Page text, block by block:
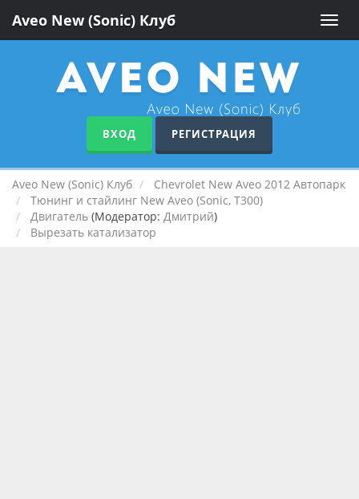
Toggle
Aveo New (Sonic) Клуб
ВХОД РЕГИСТРАЦИЯ
Aveo New (Sonic) Клуб
Chevrolet New Aveo 2012 Автопарк
Тюнинг и стайлинг New Aveo (Sonic, T300)
Двигатель (Модератор: Дмитрий)
Вырезать катализатор